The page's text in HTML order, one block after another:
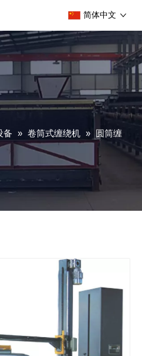
简体中文
备 » 卷筒式缠绕机 » 圆筒缠